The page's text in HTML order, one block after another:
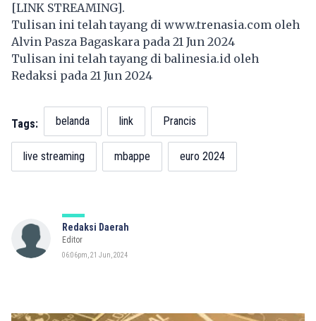
[LINK STREAMING].
Tulisan ini telah tayang di www.trenasia.com oleh
Alvin Pasza Bagaskara pada 21 Jun 2024
Tulisan ini telah tayang dibalinesia.id oleh
Redaksi pada 21 Jun 2024
Tags: belanda link Prancis
live streaming mbappe euro 2024
Redaksi Daerah
Editor
06:06pm, 21 Jun, 2024